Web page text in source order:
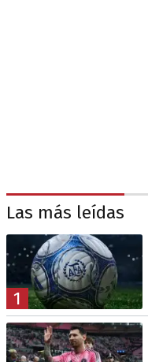
Las más leídas
1